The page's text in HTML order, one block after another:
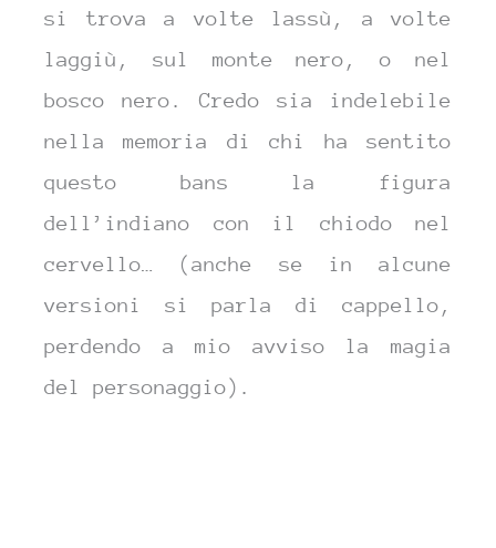
si trova a volte lassù, a volte
laggiù, sul monte nero, o nel
bosco nero. Credo sia indelebile
nella memoria di chi ha sentito
questo bans la figura
dell’indiano con il chiodo nel
cervello… (anche se in alcune
versioni si parla di cappello,
perdendo a mio avviso la magia
del personaggio).